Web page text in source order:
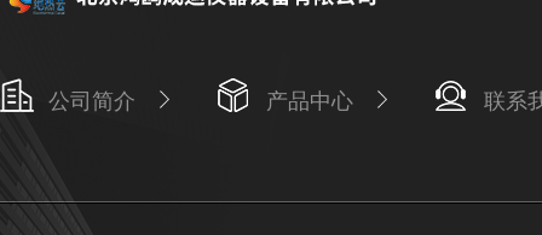
公司简介 产品中心 联系